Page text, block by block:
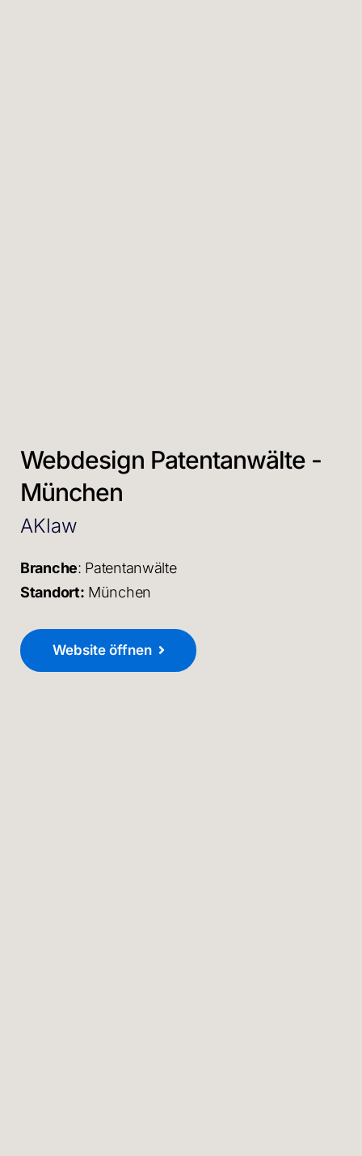
Webdesign Patentanwälte -
München
AKlaw
Branche: Patentanwälte
Standort: München
Website öffnen